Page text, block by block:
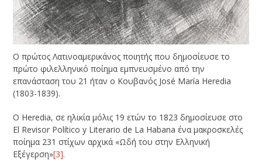
Ο πρώτος Λατινοαμερικάνος ποιητής που δημοσίευσε το
πρώτο φιλελληνικό ποίημα εμπνευσμένο από την
επανάσταση του 21 ήταν ο Κουβανός José María Heredia
(1803-1839).
Ο Heredia, σε ηλικία μόλις 19 ετών το 1823 δημοσίευσε στο
El Revisor Político y Literario de La Habana ένα μακροσκελές
ποίημα 231 στίχων αρχικά «Ωδή του στην Ελληνική
Εξέγερση»[3].